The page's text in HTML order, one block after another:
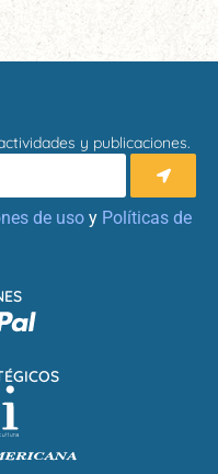
y publicaciones.
de uso y Políticas de